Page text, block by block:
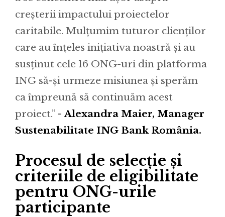
creșterii impactului proiectelor
caritabile. Mulțumim tuturor clienților
care au înțeles inițiativa noastră și au
susținut cele 16 ONG-uri din platforma
ING să-și urmeze misiunea și sperăm
ca împreună să continuăm acest
proiect.” -Alexandra Maier, Manager
Sustenabilitate ING Bank România.
Procesul de selecție și
criteriile de eligibilitate
pentru ONG-urile
participante